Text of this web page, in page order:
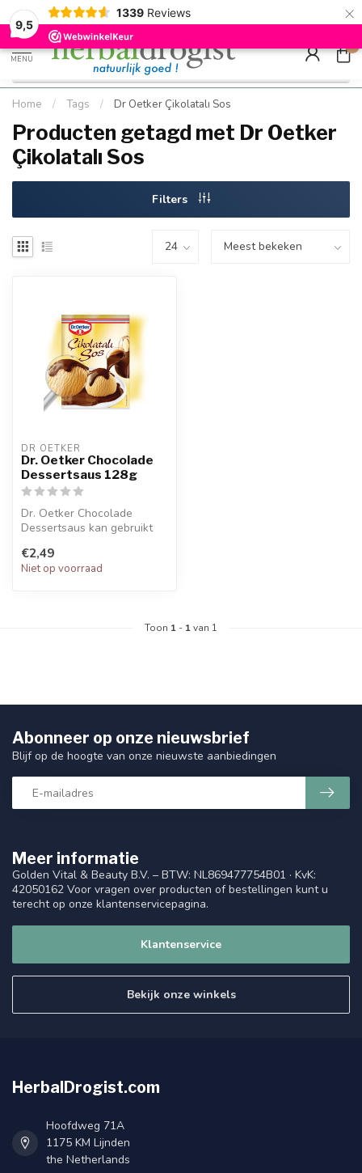
9,5
1339 Reviews ×
Kostenloser DE-Versand ab Mindestbestellwert |
Schnell geliefert
Minimum
Hızlı
MENU
0
Home / Tags / Dr Oetker Çikolatalı Sos
Producten getagd met Dr Oetker
Çikolatalı Sos
Filters
DR OETKER
Dr. Oetker Chocolade
Dessertsaus 128g
Dr. Oetker Chocolade
Dessertsaus kan gebruikt
Het is de...
€2,49
Niet op voorraad
Toon 1 - 1van 1
Meer informatie
Golden Vital & Beauty B.V. – BTW: NL869477754B01 · KvK:
42050162 Voor vragen over producten of bestellingen kunt u
terecht op onze klantenservicepagina.
Klantenservice
Bekijk onze winkels
Abonneer op onze nieuwsbrief
Blijf op de hoogte van onze nieuwste aanbiedingen
HerbalDrogist.com
Hoofdweg 71A
1175 KM Lijnden
the Netherlands